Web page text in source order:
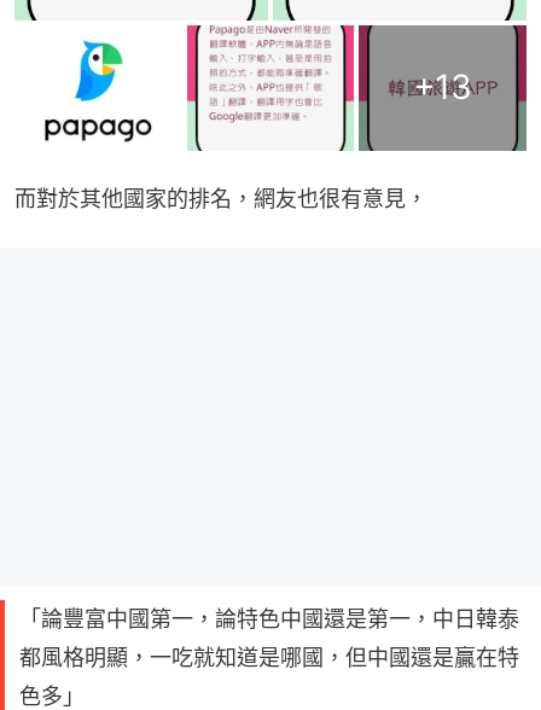
+13
而對於其他國家的排名，網友也很有意見，
「論豐富中國第一，論特色中國還是第一，中日韓泰
都風格明顯，一吃就知道是哪國，但中國還是贏在特
色多」